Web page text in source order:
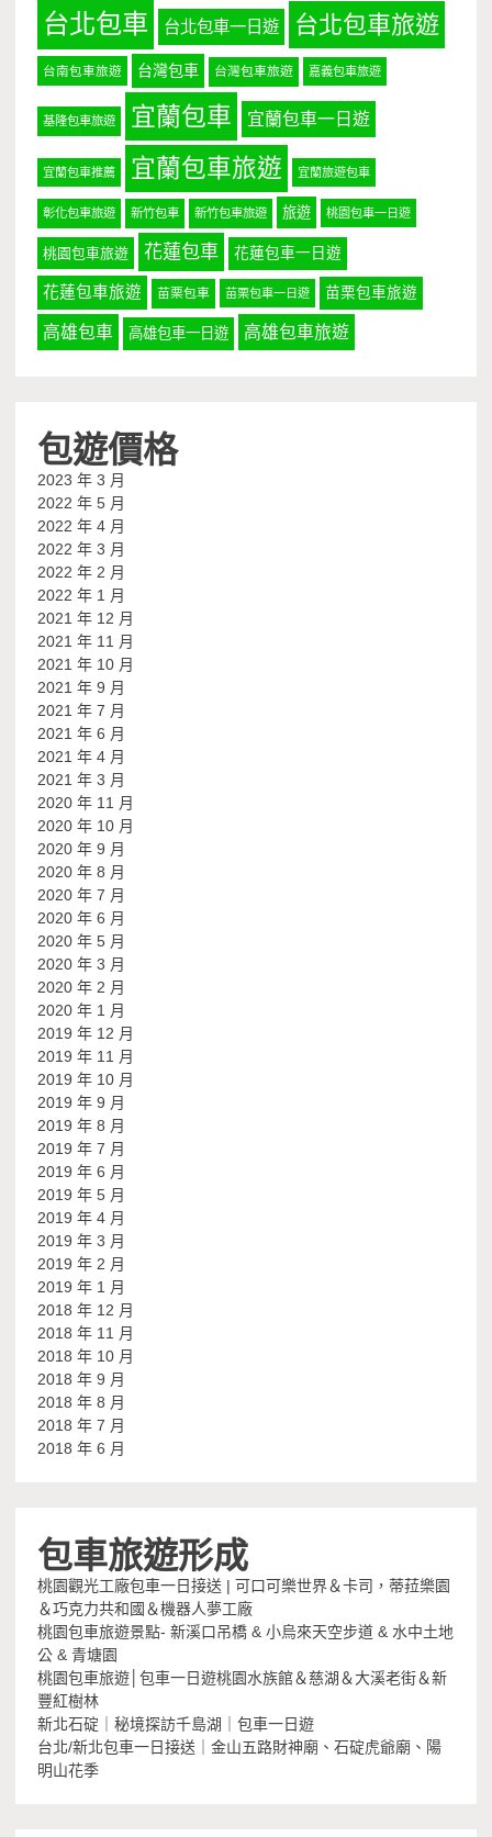
台北包車 台北包車一日遊 台北包車旅遊
台南包車旅遊 台灣包車 台灣包車旅遊 嘉義包車旅遊
基隆包車旅遊 宜蘭包車 宜蘭包車一日遊
宜蘭包車推薦 宜蘭包車旅遊 宜蘭旅遊包車
彰化包車旅遊 新竹包車 新竹包車旅遊 旅遊 桃園包車一日遊
桃園包車旅遊 花蓮包車 花蓮包車一日遊
花蓮包車旅遊 苗栗包車 苗栗包車一日遊 苗栗包車旅遊
高雄包車 高雄包車一日遊 高雄包車旅遊
包遊價格
2023 年 3 月
2022 年 5 月
2022 年 4 月
2022 年 3 月
2022 年 2 月
2022 年 1 月
2021 年 12 月
2021 年 11 月
2021 年 10 月
2021 年 9 月
2021 年 7 月
2021 年 6 月
2021 年 4 月
2021 年 3 月
2020 年 11 月
2020 年 10 月
2020 年 9 月
2020 年 8 月
2020 年 7 月
2020 年 6 月
2020 年 5 月
2020 年 3 月
2020 年 2 月
2020 年 1 月
2019 年 12 月
2019 年 11 月
2019 年 10 月
2019 年 9 月
2019 年 8 月
2019 年 7 月
2019 年 6 月
2019 年 5 月
2019 年 4 月
2019 年 3 月
2019 年 2 月
2019 年 1 月
2018 年 12 月
2018 年 11 月
2018 年 10 月
2018 年 9 月
2018 年 8 月
2018 年 7 月
2018 年 6 月
包車旅遊形成
桃園觀光工廠包車一日接送 | 可口可樂世界＆卡司，蒂菈樂園
＆巧克力共和國＆機器人夢工廠
桃園包車旅遊景點- 新溪口吊橋 & 小烏來天空步道 & 水中土地
公 & 青塘園
桃園包車旅遊│包車一日遊桃園水族館＆慈湖＆大溪老街＆新
豐紅樹林
新北石碇｜秘境探訪千島湖｜包車一日遊
台北/新北包車一日接送｜金山五路財神廟、石碇虎爺廟、陽
明山花季